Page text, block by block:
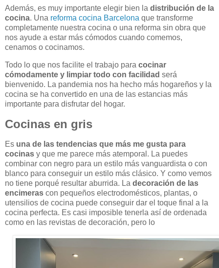
Además, es muy importante elegir bien la distribución de la
cocina. Una reforma cocina Barcelona que transforme
completamente nuestra cocina o una reforma sin obra que
nos ayude a estar más cómodos cuando comemos,
cenamos o cocinamos.
Todo lo que nos facilite el trabajo para cocinar
cómodamente y limpiar todo con facilidad será
bienvenido. La pandemia nos ha hecho más hogareños y la
cocina se ha convertido en una de las estancias más
importante para disfrutar del hogar.
Cocinas en gris
Es una de las tendencias que más me gusta para
cocinas y que me parece más atemporal. La puedes
combinar con negro para un estilo más vanguardista o con
blanco para conseguir un estilo más clásico. Y como vemos
no tiene porqué resultar aburrida. La decoración de las
encimeras con pequeños electrodomésticos, plantas, o
utensilios de cocina puede conseguir dar el toque final a la
cocina perfecta. Es casi imposible tenerla así de ordenada
como en las revistas de decoración, pero lo